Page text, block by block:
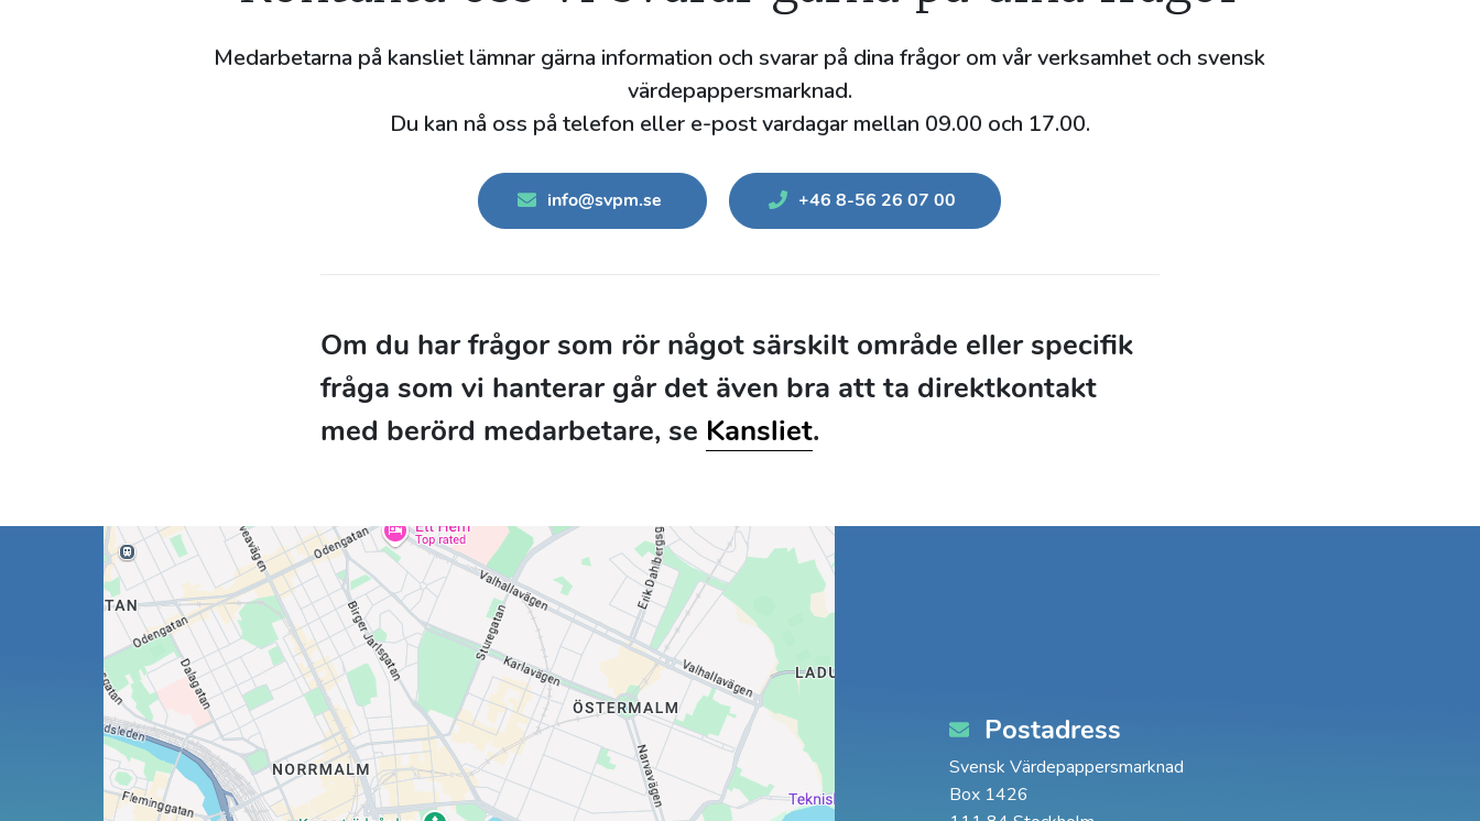
Medarbetarna på kansliet lämnar gärna information och svarar på dina frågor om vår verksamhet och svensk
värdepappersmarknad.
Du kan nå oss på telefon eller e-post vardagar mellan 09.00 och 17.00.
info@svpm.se +46 8-56 26 07 00
Om du har frågor som rör något särskilt område eller specifik
fråga som vi hanterar går det även bra att ta direktkontakt
med berörd medarbetare, se Kansliet.
Postadress
Svensk Värdepappersmarknad
Box 1426